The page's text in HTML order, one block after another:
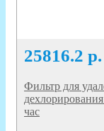
25816.2 р.
Фильтр для
час